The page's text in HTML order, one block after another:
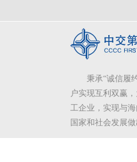
秉承“诚信履
户实现互利双赢
工企业，实现与
国家和社会发展做